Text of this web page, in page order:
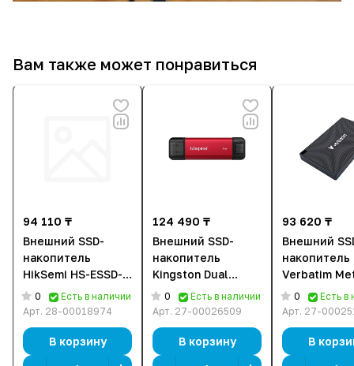
Вам также может понравиться
94 110 ₸
Внешний SSD-
накопитель
HikSemi HS-ESSD-
T200 [1 ТБ, USB
3.2 Gen 2 Type C]
0
Есть в наличии
Арт. 28-00018974
В корзину
124 490 ₸
Внешний SSD-
накопитель
Kingston Dual
Portable
(SPSD/1TB) [1 ТБ,
A, USB 3.2 Gen 2
Type C, чтение:
0
Есть в наличии
Арт. 27-00026509
В корзину
93 620 ₸
Внешний
накопитель
Verbatim
Mini
USB 3.2
МБ/с]
0
Есть в
Арт. 27-
В